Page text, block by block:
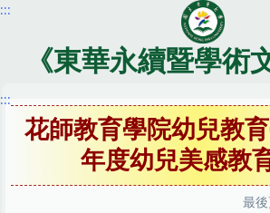
跳
內
:::
《東華永續暨學術
:::
花師教育學院幼兒教
年度幼兒美感教
最